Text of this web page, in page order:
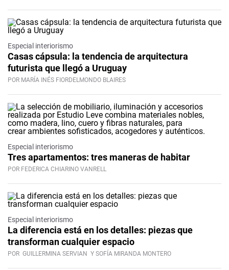
Especial interiorismo
Casas cápsula: la tendencia de arquitectura
futurista que llegó a Uruguay
POR MARÍA INÉS FIORDELMONDO BLAIRES
Especial interiorismo
Tres apartamentos: tres maneras de habitar
POR FEDERICA CHIARINO VANRELL
Especial interiorismo
La diferencia está en los detalles: piezas que
transforman cualquier espacio
POR GUILLERMINA SERVIAN Y SOFÍA MIRANDA MONTERO